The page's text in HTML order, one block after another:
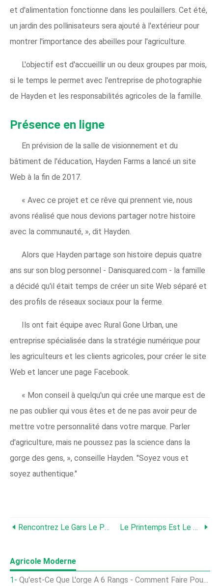
et d'alimentation fonctionne dans les poulaillers. Cet été,
un jardin des pollinisateurs sera ajouté à l'extérieur pour
montrer l'importance des abeilles pour l'agriculture.
L'objectif est d'accueillir un ou deux groupes par mois,
si le temps le permet avec l'entreprise de photographie
de Hayden et les responsabilités agricoles de la famille.
Présence en ligne
En prévision de la salle de visionnement et du
bâtiment de l'éducation, Hayden Farms a lancé un site
Web à la fin de 2017.
« Avec ce projet et ce rêve qui prennent vie, nous
avons réalisé que nous devions partager notre histoire
avec la communauté, », dit Hayden.
Alors que Hayden partage son histoire depuis quatre
ans sur son blog personnel - Danisquared.com - la famille
a décidé qu'il était temps de créer un site Web séparé et
des profils de réseaux sociaux pour la ferme.
Ils ont fait équipe avec Rural Gone Urban, une
entreprise spécialisée dans la stratégie numérique pour
les agriculteurs et les clients agricoles, pour créer le site
Web et lancer une page Facebook.
« Mon conseil à quelqu'un qui crée une marque est de
ne pas oublier qui vous êtes et de ne pas avoir peur de
mettre votre personnalité dans votre marque. Parler
d'agriculture, mais ne poussez pas la science dans la
gorge des gens, », conseille Hayden. "Soyez vous et
soyez authentique."
Rencontrez Le Gars Le Plus Courageux Du Secteur Des Cochons Le Printemps Est Le Moment Idéal Pour L'amélioration Des Pâturages
Agricole Moderne
Qu'est-Ce Que L'orge À 6 Rangs - Comment Faire Pousser De L'orge À 6 Rangs Pour La Fabrication De La Bière